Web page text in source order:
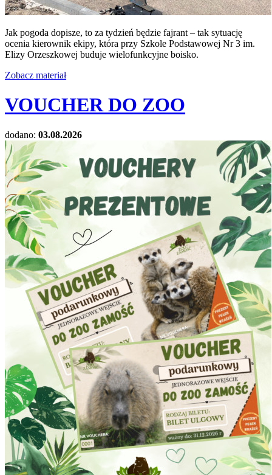
Jak pogoda dopisze, to za tydzień będzie fajrant – tak sytuację
ocenia kierownik ekipy, która przy Szkole Podstawowej Nr 3 im.
Elizy Orzeszkowej buduje wielofunkcyjne boisko.
Zobacz materiał
VOUCHER DO ZOO
dodano: 03.08.2026